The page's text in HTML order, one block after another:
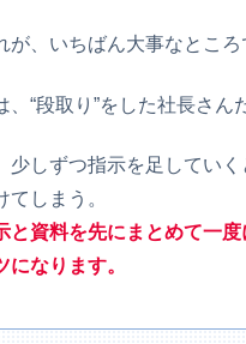
が、いちばん大事なところ
、“段取り”をした社長さん
少しずつ指示を足してい
てしまう。
と資料を先にまとめて一度
になります。